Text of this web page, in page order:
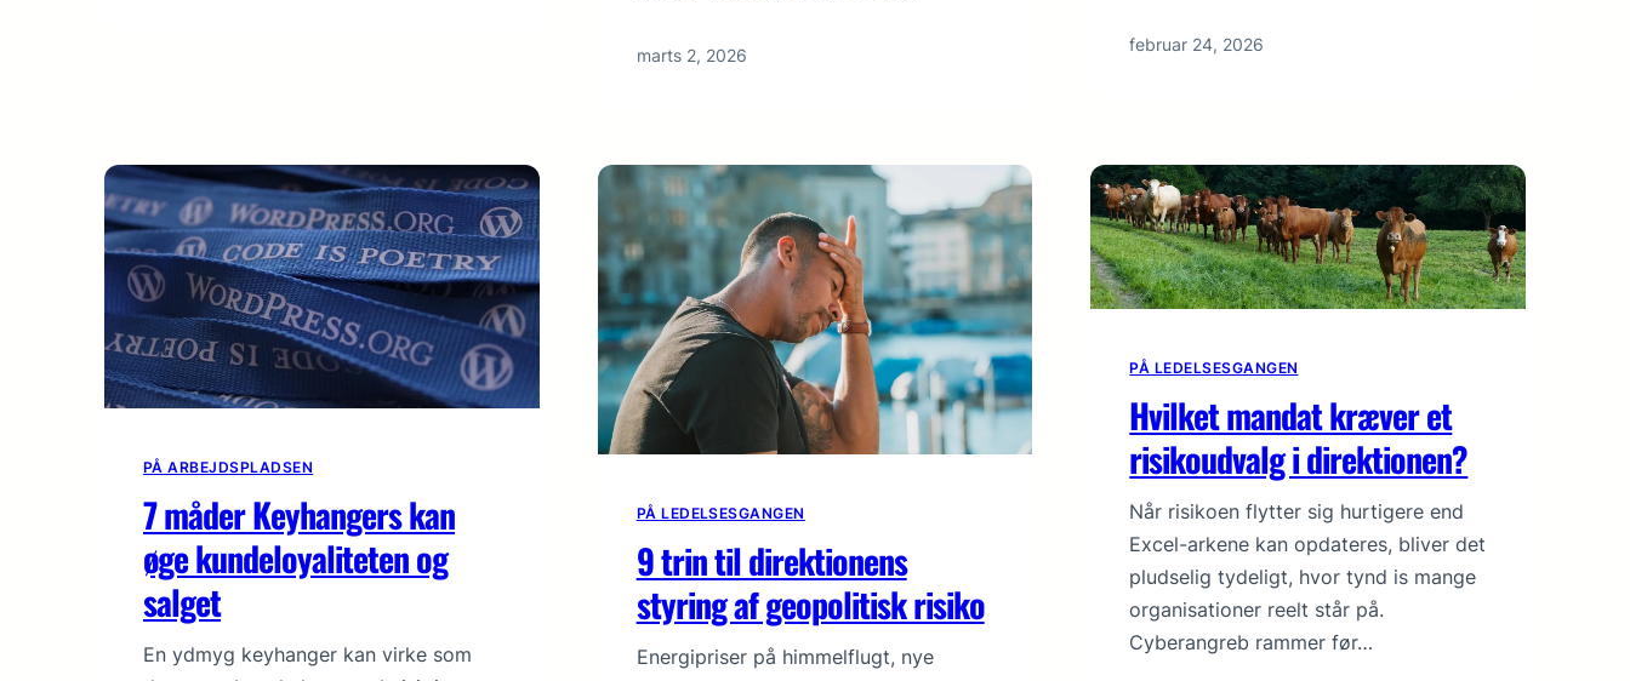
marts 2, 2026 februar 24, 2026
PÅ ARBEJDSPLADSEN
7 måder Keyhangers kan
øge kundeloyaliteten og
salget
En ydmyg keyhanger kan virke som
PÅ LEDELSESGANGEN
9 trin til direktionens
styring af geopolitisk risiko
Energipriser på himmelflugt, nye
PÅ LEDELSESGANGEN
Hvilket mandat kræver et
risikoudvalg i direktionen?
Når risikoen flytter sig hurtigere end
Excel-arkene kan opdateres, bliver det
pludselig tydeligt, hvor tynd is mange
organisationer reelt står på.
Cyberangreb rammer før…